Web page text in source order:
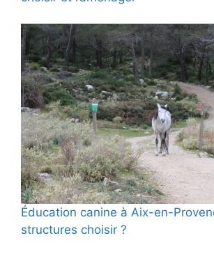
Éducation canine à Aix-en-
structures choisir ?